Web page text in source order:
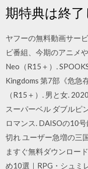
期特典は終
ヤフーの無料動画サー
ビ番組、今期のアニメ
Neo（R15＋）.
Kingdoms 第7部《危急
（R15＋）. 男と女.
スーパーベル ダブルピ
ロマンス. DAISOの10
切れ ユーザー急増の三
ますぐ無料ダウンロー
め10選｜RPG・シュミ